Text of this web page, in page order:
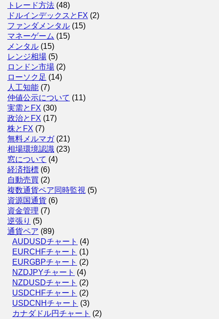
トレード方法 (48)
ドルインデックスとFX (2)
ファンダメンタル (15)
マネーゲーム (15)
メンタル (15)
レンジ相場 (5)
ロンドン市場 (2)
ローソク足 (14)
人工知能 (7)
仲値公示について (11)
実需とFX (30)
政治とFX (17)
株とFX (7)
無料メルマガ(21)
相場環境認識 (23)
窓について (4)
経済指標 (6)
自動売買 (2)
複数通貨ペア同時監視 (5)
資源国通貨 (6)
資金管理 (7)
逆張り (5)
通貨ペア (89)
AUDUSDチャート (4)
EURCHFチャート (1)
EURGBPチャート (2)
NZDJPYチャート (4)
NZDUSDチャート (2)
USDCHFチャート (2)
USDCNHチャート (3)
カナダドル円チャート (2)